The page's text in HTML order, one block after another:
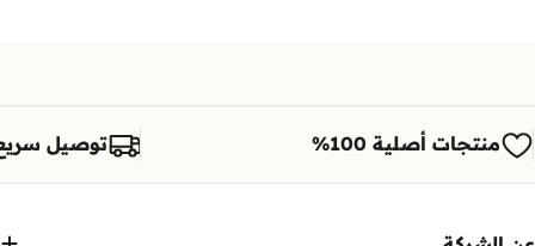
منتجات أصلية 100% توصيل